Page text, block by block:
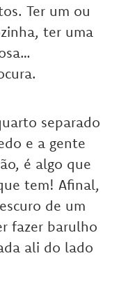
Ter um ou
ter uma
separado
e a gente
é algo que
tem! Afinal,
de um
fazer barulho
ali do lado